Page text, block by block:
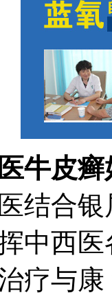
牛皮癣
结合
中西
疗与